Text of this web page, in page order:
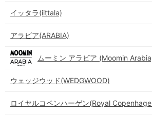
イッタラ(iittala)
アラビア(ARABIA)
ムーミン アラビア (Moomin
ウェッジウッド(WEDGWOOD)
ロイヤルコペンハーゲン(Royal